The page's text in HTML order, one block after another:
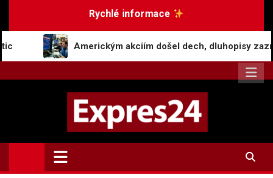
Rychlé informace
akciím došel dech, dluhopisy zaznamenaly pokles v
Expres24.cz
Rychlé zprávy po celý den